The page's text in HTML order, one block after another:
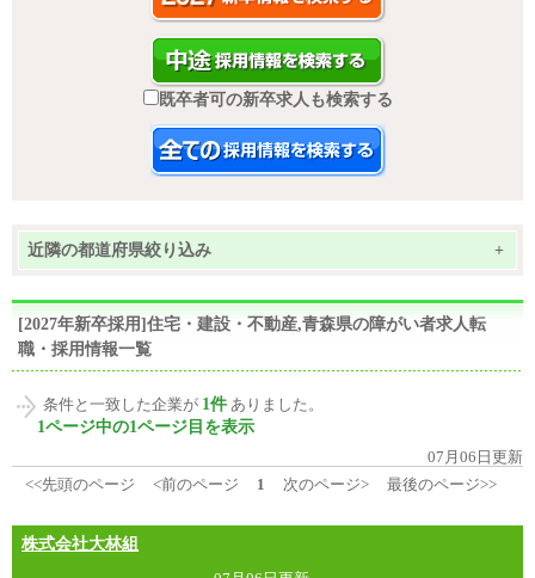
既卒者可の新卒求人も検索する
近隣の都道府県絞り込み +
[2027年新卒採用]住宅・建設・不動産,青森県の障がい者求人転
職・採用情報一覧
条件と一致した企業が 1件 ありました。
1ページ中の1ページ目を表示
07月06日更新
<<先頭のページ
<前のページ 1 次のページ> 最後のページ>>
株式会社大林組